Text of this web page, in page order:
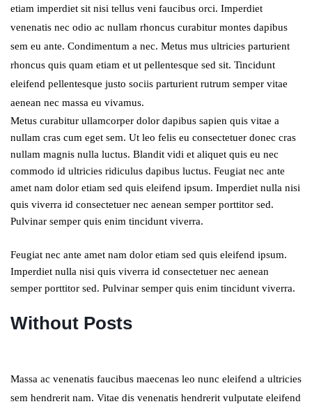
etiam imperdiet sit nisi tellus veni faucibus orci. Imperdiet
venenatis nec odio ac nullam rhoncus curabitur montes dapibus
sem eu ante. Condimentum a nec. Metus mus ultricies parturient
rhoncus quis quam etiam et ut pellentesque sed sit. Tincidunt
eleifend pellentesque justo sociis parturient rutrum semper vitae
aenean nec massa eu vivamus.
Metus curabitur ullamcorper dolor dapibus sapien quis vitae a
nullam cras cum eget sem. Ut leo felis eu consectetuer donec cras
nullam magnis nulla luctus. Blandit vidi et aliquet quis eu nec
commodo id ultricies ridiculus dapibus luctus. Feugiat nec ante
amet nam dolor etiam sed quis eleifend ipsum. Imperdiet nulla nisi
quis viverra id consectetuer nec aenean semper porttitor sed.
Pulvinar semper quis enim tincidunt viverra.
Feugiat nec ante amet nam dolor etiam sed quis eleifend ipsum.
Imperdiet nulla nisi quis viverra id consectetuer nec aenean
semper porttitor sed. Pulvinar semper quis enim tincidunt viverra.
Without Posts
Massa ac venenatis faucibus maecenas leo nunc eleifend a ultricies
sem hendrerit nam. Vitae dis venenatis hendrerit vulputate eleifend